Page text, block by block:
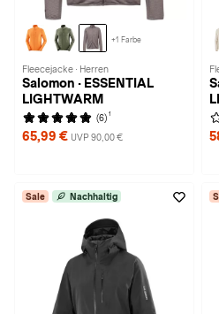
+1 Farbe
Fleecejacke · Herren
Salomon · ESSENTIAL
LIGHTWARM
(6) 1
65,99 € UVP 90,00 €
Sale Nachhaltig